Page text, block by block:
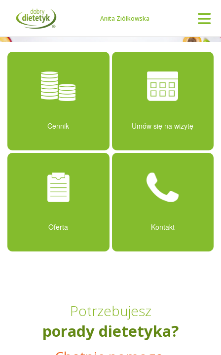
Anita Ziółkowska
Cennik Umów się na wizytę
Oferta Kontakt
Potrzebujesz
porady dietetyka?